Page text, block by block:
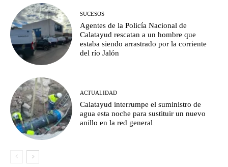
SUCESOS
Agentes de la Policía Nacional de
Calatayud rescatan a un hombre que
estaba siendo arrastrado por la corriente
del río Jalón
ACTUALIDAD
Calatayud interrumpe el suministro de
agua esta noche para sustituir un nuevo
anillo en la red general